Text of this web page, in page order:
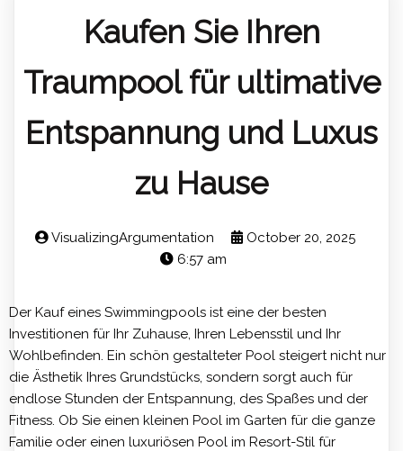
Kaufen Sie Ihren
Traumpool für ultimative
Entspannung und Luxus
zu Hause
VisualizingArgumentation
October 20, 2025
6:57 am
Der Kauf eines Swimmingpools ist eine der besten
Investitionen für Ihr Zuhause, Ihren Lebensstil und Ihr
Wohlbefinden. Ein schön gestalteter Pool steigert nicht nur
die Ästhetik Ihres Grundstücks, sondern sorgt auch für
endlose Stunden der Entspannung, des Spaßes und der
Fitness. Ob Sie einen kleinen Pool im Garten für die ganze
Familie oder einen luxuriösen Pool im Resort-Stil für